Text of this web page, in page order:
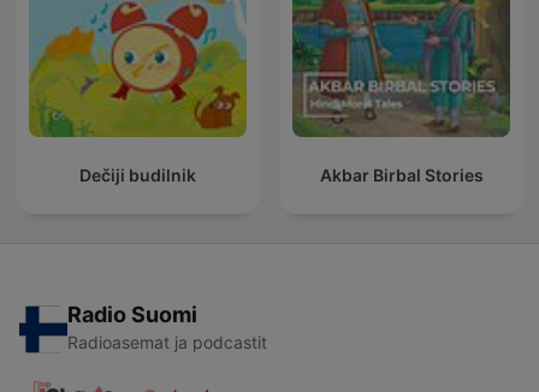
Dečiji budilnik Akbar Birbal Stories
Radio Suomi
Radioasemat ja podcastit